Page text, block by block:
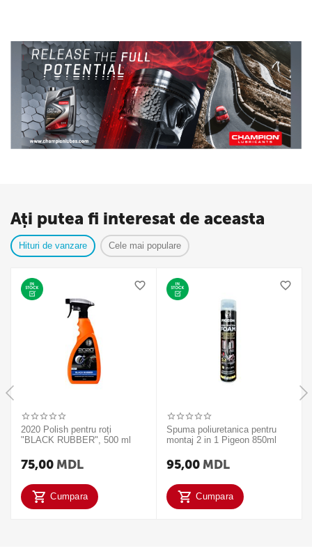
Ați putea fi interesat de aceasta
Hituri de vanzare Cele mai populare
2020 Polish pentru roți
"BLACK RUBBER", 500 ml
75,00 MDL
Cumpara
Spuma poliuretanica pentru
montaj 2 in 1 Pigeon 850ml
95,00 MDL
Cumpara